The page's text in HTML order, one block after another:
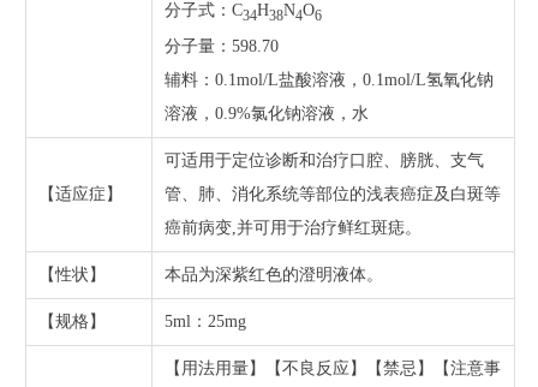
分子式：C34H38N4O6
分子量：598.70
辅料：0.1mol/L盐酸溶液，0.1mol/L氢氧化钠
溶液，0.9%氯化钠溶液，水
【适应症】
可适用于定位诊断和治疗口腔、膀胱、支气
管、肺、消化系统等部位的浅表癌症及白斑等
癌前病变,并可用于治疗鲜红斑痣。
【性状】 本品为深紫红色的澄明液体。
【规格】 5ml：25mg
【用法用量】【不良反应】【禁忌】【注意事